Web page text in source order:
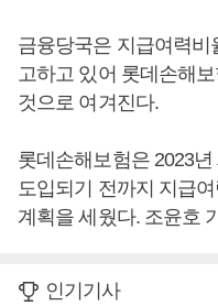
금융당국은 지급여력비
고하고 있어 롯데손해
것으로 여겨진다.
롯데손해보험은 2023
도입되기 전까지 지급
계획을 세웠다. 조윤호
인기기사